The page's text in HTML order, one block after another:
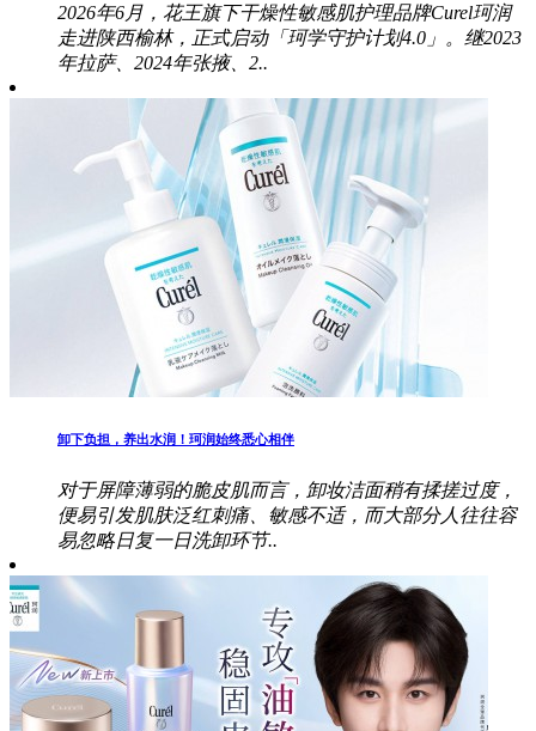
2026年6月，花王旗下干燥性敏感肌护理品牌Curel珂润
走进陕西榆林，正式启动「珂学守护计划4.0」。继2023
年拉萨、2024年张掖、2..
卸下负担，养出水润！珂润始终悉心相伴
对于屏障薄弱的脆皮肌而言，卸妆洁面稍有揉搓过度，
便易引发肌肤泛红刺痛、敏感不适，而大部分人往往容
易忽略日复一日洗卸环节..